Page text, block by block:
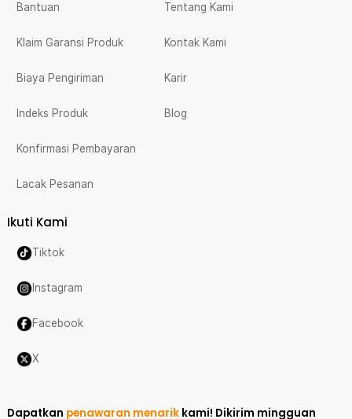
Bantuan
Klaim Garansi Produk
Biaya Pengiriman
Indeks Produk
Konfirmasi Pembayaran
Lacak Pesanan
Tentang Kami
Kontak Kami
Karir
Blog
Ikuti Kami
Tiktok
Instagram
Facebook
X
Dapatkan penawaran menarik kami! Dikirim mingguan